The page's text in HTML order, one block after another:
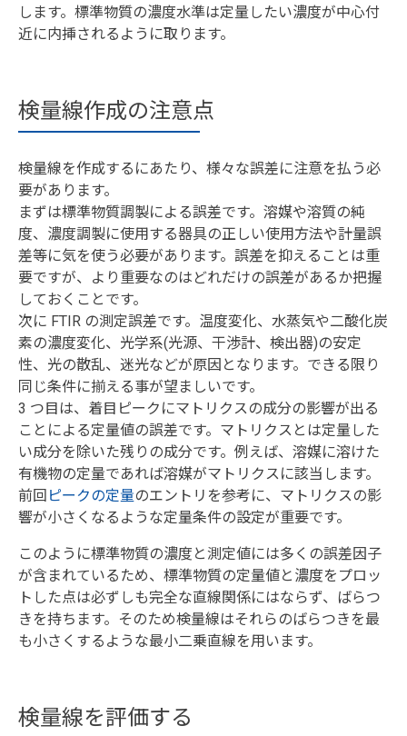
します。標準物質の濃度水準は定量したい濃度が中心付
近に内挿されるように取ります。
検量線作成の注意点
検量線を作成するにあたり、様々な誤差に注意を払う必
要があります。
まずは標準物質調製による誤差です。溶媒や溶質の純
度、濃度調製に使用する器具の正しい使用方法や計量誤
差等に気を使う必要があります。誤差を抑えることは重
要ですが、より重要なのはどれだけの誤差があるか把握
しておくことです。
次に FTIR の測定誤差です。温度変化、水蒸気や二酸化炭
素の濃度変化、光学系(光源、干渉計、検出器)の安定
性、光の散乱、迷光などが原因となります。できる限り
同じ条件に揃える事が望ましいです。
3 つ目は、着目ピークにマトリクスの成分の影響が出る
ことによる定量値の誤差です。マトリクスとは定量した
い成分を除いた残りの成分です。例えば、溶媒に溶けた
有機物の定量であれば溶媒がマトリクスに該当します。
前回 ピークの定量のエントリを参考に、マトリクスの影
響が小さくなるような定量条件の設定が重要です。
このように標準物質の濃度と測定値には多くの誤差因子
が含まれているため、標準物質の定量値と濃度をプロッ
トした点は必ずしも完全な直線関係にはならず、ばらつ
きを持ちます。そのため検量線はそれらのばらつきを最
も小さくするような最小二乗直線を用います。
検量線を評価する